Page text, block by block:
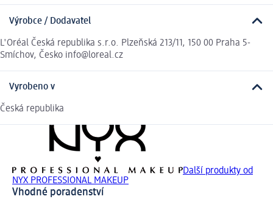
Výrobce / Dodavatel
L'Oréal Česká republika s.r.o. Plzeňská 213/11, 150 00 Praha 5-
Smíchov, Česko info@loreal.cz
Vyrobeno v
Česká republika
Další produkty od
NYX PROFESSIONAL MAKEUP
Vhodné poradenství